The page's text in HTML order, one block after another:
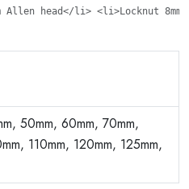
Allen head</li> <li>Locknut
50mm, 60mm, 70mm,
110mm, 120mm, 125mm,